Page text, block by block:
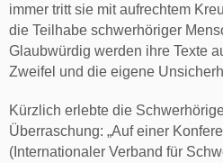
immer tritt sie mit aufrechtem
die Teilhabe schwerhöriger
Glaubwürdig werden ihre Texte
Zweifel und die eigene
Kürzlich erlebte die
Überraschung: „Auf einer
(Internationaler Verband für